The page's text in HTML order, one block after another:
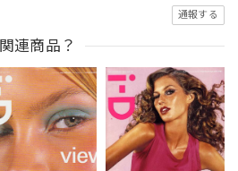
通報する
関連商品？